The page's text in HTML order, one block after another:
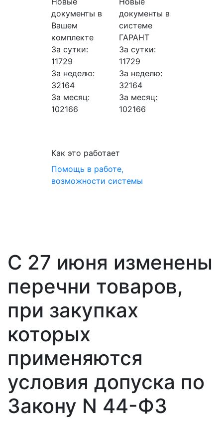
документы в
Вашем
комплекте
За сутки:
11729
За неделю:
32164
За месяц:
102166
документы в
системе
ГАРАНТ
За сутки:
11729
За неделю:
32164
За месяц:
102166
Как это работает
Помощь в работе,
возможности системы
С 27 июня изменены
перечни товаров,
при закупках
которых
применяются
условия допуска по
Закону N 44-ФЗ